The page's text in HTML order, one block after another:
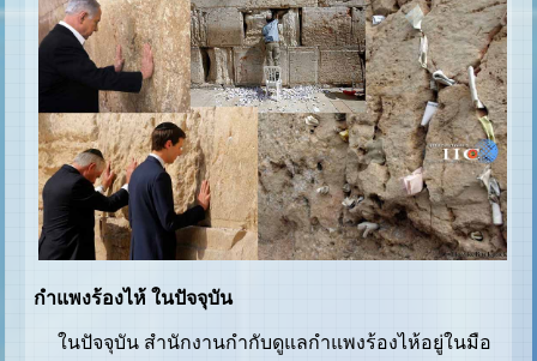
กำแพงร้องไห้ ในปัจจุบัน
ในปัจจุบัน สำนักงานกำกับดูแลกำแพงร้องไห้อยู่ในมือ